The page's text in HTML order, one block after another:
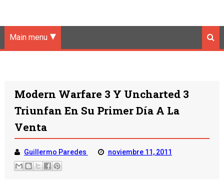
Main menu
Modern Warfare 3 Y Uncharted 3
Triunfan En Su Primer Día A La
Venta
Guillermo Paredes noviembre 11, 2011